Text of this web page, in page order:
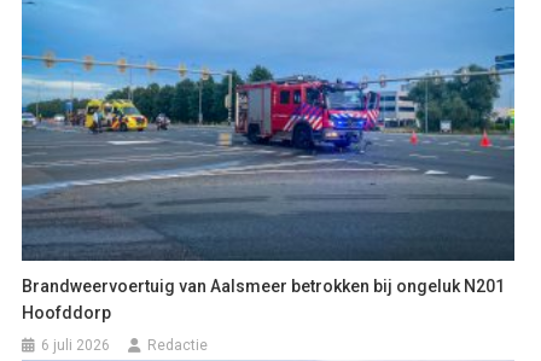
Brandweervoertuig van Aalsmeer betrokken bij ongeluk N201
Hoofddorp
6 juli 2026 Redactie